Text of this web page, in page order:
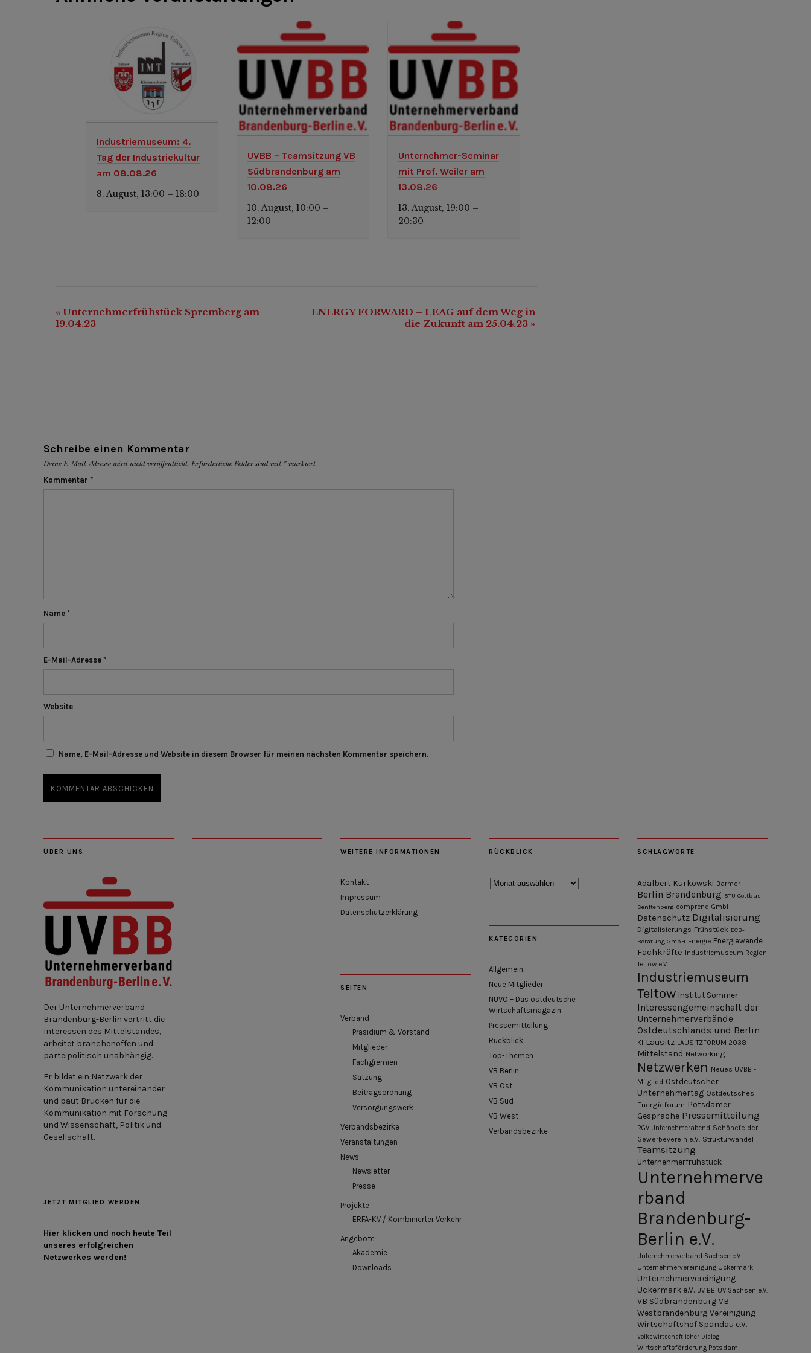
Industriemuseum: 4.
Tag der Industriekultur
am 08.08.26
8. August, 13:00 –18:00
UVBB – Teamsitzung VB
Südbrandenburg am
10.08.26
10. August, 10:00 –
12:00
Unternehmer-Seminar
mit Prof. Weiler am
13.08.26
13. August, 19:00 –
20:30
Veranstaltung-
Navigation
« Unternehmerfrühstück Spremberg am
19.04.23
ENERGY FORWARD – LEAG auf dem Weg in
die Zukunft am 25.04.23 »
Schreibe einen Kommentar
Deine E-Mail-Adresse wird nicht veröffentlicht. Erforderliche Felder sind mit * markiert
Kommentar *
Name *
E-Mail-Adresse *
Website
Name, E-Mail-Adresse und Website in diesem Browser für meinen nächsten Kommentar speichern.
ÜBER UNS
Der Unternehmerverband
Brandenburg-Berlin vertritt die
Interessen des Mittelstandes,
arbeitet branchenoffen und
parteipolitisch unabhängig.
Er bildet ein Netzwerk der
Kommunikation untereinander
und baut Brücken für die
Kommunikation mit Forschung
und Wissenschaft, Politik und
Gesellschaft.
JETZT MITGLIED WERDEN
Hier klicken und noch heute Teil
unseres erfolgreichen
Netzwerkes werden!
WEITERE INFORMATIONEN
Kontakt
Impressum
Datenschutzerklärung
SEITEN
Verband
Präsidium & Vorstand
Mitglieder
Fachgremien
Satzung
Beitragsordnung
Versorgungswerk
Verbandsbezirke
Veranstaltungen
News
Newsletter
Presse
Projekte
ERFA-KV / Kombinierter Verkehr
Angebote
Akademie
Downloads
RÜCKBLICK
Rückblick
KATEGORIEN
Allgemein
Neue Mitglieder
NUVO – Das ostdeutsche
Wirtschaftsmagazin
Pressemitteilung
Rückblick
Top-Themen
VB Berlin
VB Ost
VB Süd
VB West
Verbandsbezirke
SCHLAGWORTE
Adalbert Kurkowski Barmer
Berlin Brandenburg BTU Cottbus-
Senftenberg comprend GmbH
Datenschutz Digitalisierung
Digitalisierungs-Frühstück ECB-
Beratung GmbH Energie Energiewende
Fachkräfte
Industriemuseum Region
Teltow e.V.
Industriemuseum
Teltow Institut Sommer
Interessengemeinschaft der
Unternehmerverbände
Ostdeutschlands und Berlin
KI Lausitz LAUSITZFORUM 2038
Mittelstand Networking
Netzwerken Neues UVBB -
Mitglied Ostdeutscher
Unternehmertag Ostdeutsches
Energieforum Potsdamer
Gespräche Pressemitteilung
RGV Unternehmerabend Schönefelder
Gewerbeverein e.V. Strukturwandel
Teamsitzung
Unternehmerfrühstück
Unternehmerve
rband
Brandenburg-
Berlin e.V.
Unternehmerverband Sachsen e.V.
Unternehmervereinigung Uckermark
Unternehmervereinigung
Uckermark e.V. UV BB UV Sachsen e.V.
VB Südbrandenburg VB
Westbrandenburg Vereinigung
Wirtschaftshof Spandau e.V.
Volkswirtschaftlicher Dialog
Wirtschaftsförderung Potsdam